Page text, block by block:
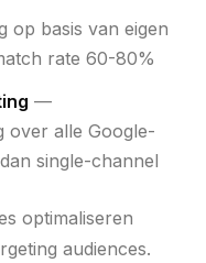
op basis van eigen
rate 60-80%
—
over alle Google-
single-channel
optimaliseren
audiences.